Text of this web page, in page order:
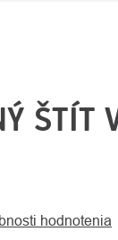
ŠTÍT
hodnotenia